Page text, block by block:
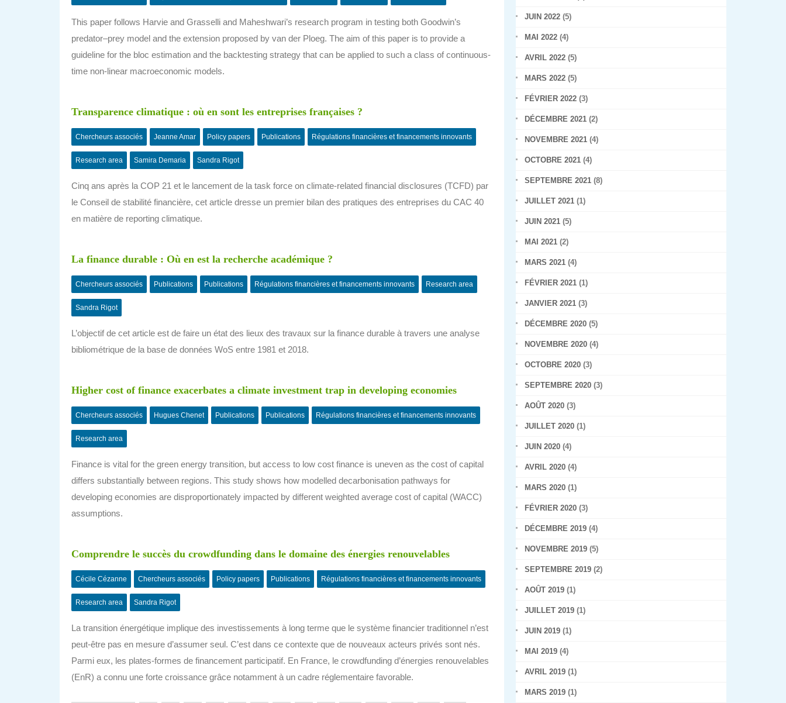
This paper follows Harvie and Grasselli and Maheshwari’s research program in testing both Goodwin’s
predator–prey model and the extension proposed by van der Ploeg. The aim of this paper is to provide a
guideline for the bloc estimation and the backtesting strategy that can be applied to such a class of continuous-
time non-linear macroeconomic models.
Transparence climatique : où en sont les entreprises françaises ?
Chercheurs associés Jeanne Amar Policy papers Publications Régulations financières et financements innovants
Research area Samira Demaria Sandra Rigot
Cinq ans après la COP 21 et le lancement de la task force on climate-related financial disclosures (TCFD) par
le Conseil de stabilité financière, cet article dresse un premier bilan des pratiques des entreprises du CAC 40
en matière de reporting climatique.
La finance durable : Où en est la recherche académique ?
Chercheurs associés Publications Publications Régulations financières et financements innovants Research area
Sandra Rigot
L’objectif de cet article est de faire un état des lieux des travaux sur la finance durable à travers une analyse
bibliométrique de la base de données WoS entre 1981 et 2018.
Higher cost of finance exacerbates a climate investment trap in developing economies
Chercheurs associés Hugues Chenet Publications Publications Régulations financières et financements innovants
Research area
Finance is vital for the green energy transition, but access to low cost finance is uneven as the cost of capital
differs substantially between regions. This study shows how modelled decarbonisation pathways for
developing economies are disproportionately impacted by different weighted average cost of capital (WACC)
assumptions.
Comprendre le succès du crowdfunding dans le domaine des énergies renouvelables
Cécile Cézanne Chercheurs associés Policy papers Publications Régulations financières et financements innovants
Research area Sandra Rigot
La transition énergétique implique des investissements à long terme que le système financier traditionnel n’est
peut-être pas en mesure d’assumer seul. C’est dans ce contexte que de nouveaux acteurs privés sont nés.
Parmi eux, les plates-formes de financement participatif. En France, le crowdfunding d’énergies renouvelables
(EnR) a connu une forte croissance grâce notamment à un cadre réglementaire favorable.
JUIN 2022 (5)
MAI 2022 (4)
AVRIL 2022 (5)
MARS 2022 (5)
FÉVRIER 2022 (3)
DÉCEMBRE 2021 (2)
NOVEMBRE 2021 (4)
OCTOBRE 2021 (4)
SEPTEMBRE 2021 (8)
JUILLET 2021 (1)
JUIN 2021 (5)
MAI 2021 (2)
MARS 2021 (4)
FÉVRIER 2021 (1)
JANVIER 2021 (3)
DÉCEMBRE 2020 (5)
NOVEMBRE 2020 (4)
OCTOBRE 2020 (3)
SEPTEMBRE 2020 (3)
AOÛT 2020 (3)
JUILLET 2020 (1)
JUIN 2020 (4)
AVRIL 2020 (4)
MARS 2020 (1)
FÉVRIER 2020 (3)
DÉCEMBRE 2019 (4)
NOVEMBRE 2019 (5)
SEPTEMBRE 2019 (2)
AOÛT 2019 (1)
JUILLET 2019 (1)
JUIN 2019 (1)
MAI 2019 (4)
AVRIL 2019 (1)
MARS 2019 (1)